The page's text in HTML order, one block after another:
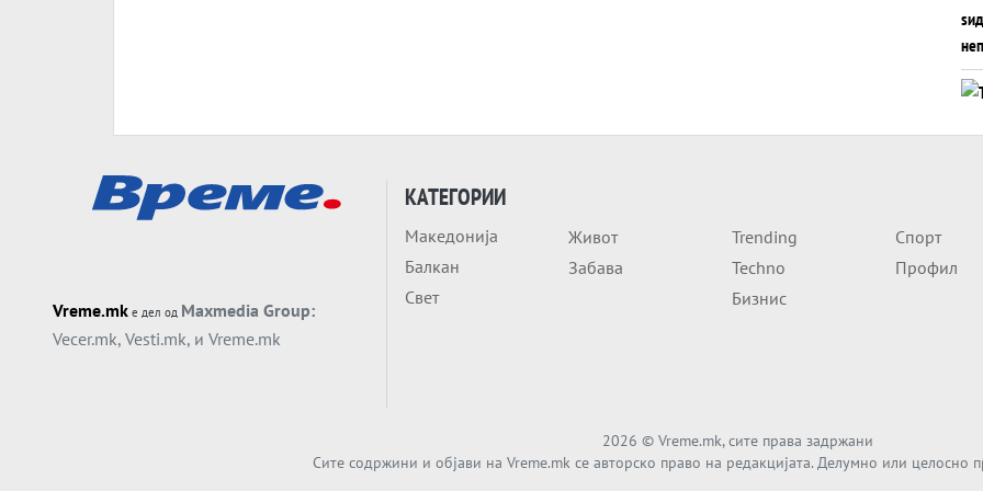
Vreme.mk е дел од Maxmedia Group:
Vecer.mk, Vesti.mk, и Vreme.mk
КАТЕГОРИИ
Македонија
Балкан
Свет
Живот
Забава
Trending
Techno
Бизнис
Спорт
Профил
2026 © Vreme.mk, сите права задржани
Сите содржини и објави на Vreme.mk се авторско право на редакцијата. Делумно или целосно